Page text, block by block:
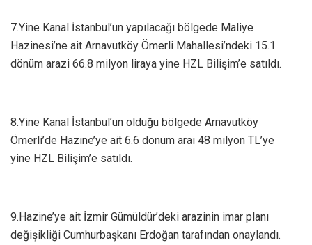
7.Yine Kanal İstanbul’un yapılacağı bölgede Maliye
Hazinesi’ne ait Arnavutköy Ömerli Mahallesi’ndeki 15.1
dönüm arazi 66.8 milyon liraya yine HZL Bilişim’e satıldı.
8.Yine Kanal İstanbul’un olduğu bölgede Arnavutköy
Ömerli’de Hazine’ye ait 6.6 dönüm arai 48 milyon TL’ye
yine HZL Bilişim’e satıldı.
9.Hazine’ye ait İzmir Gümüldür’deki arazinin imar planı
değişikliği Cumhurbaşkanı Erdoğan tarafından onaylandı.